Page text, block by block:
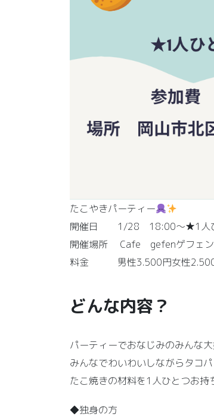
たこやきパーティー
開催日 1/28 18:00～★1人ひ
開催場所 Cafe gefenゲフェン
料金 男性3.500円女性
どんな内容？
パーティーでおなじみのみんな
みんなでわいわいしながらタコ
たこ焼きの材料を1人ひとつお持
◆独身の方